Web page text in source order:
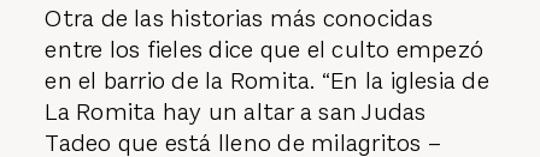
Otra de las historias más conocidas
entre los fieles dice que el culto empezó
en el barrio de la Romita. “En la iglesia de
La Romita hay un altar a san Judas
Tadeo que está lleno de milagritos –